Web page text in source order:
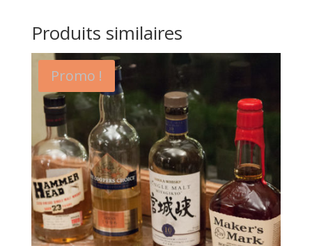
Produits similaires
Promo !